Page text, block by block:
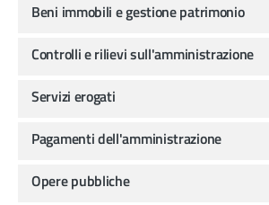
Beni immobili e gestione patrimonio
Controlli e rilievi sull'amministrazione
Servizi erogati
Pagamenti dell'amministrazione
Opere pubbliche